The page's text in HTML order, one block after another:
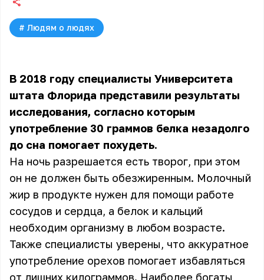
# Людям о людях
В 2018 году специалисты Университета
штата Флорида представили результаты
исследования, согласно которым
употребление 30 граммов белка незадолго
до сна помогает похудеть.
На ночь разрешается есть творог, при этом
он не должен быть обезжиренным. Молочный
жир в продукте нужен для помощи работе
сосудов и сердца, а белок и кальций
необходим организму в любом возрасте.
Также специалисты уверены, что аккуратное
употребление орехов помогает избавляться
от лишних килограммов. Наиболее богаты